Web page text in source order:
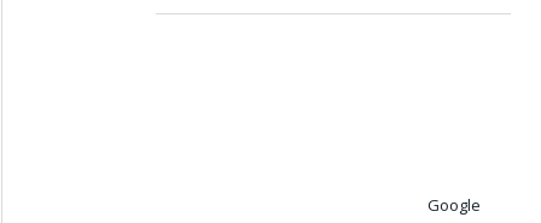
Google